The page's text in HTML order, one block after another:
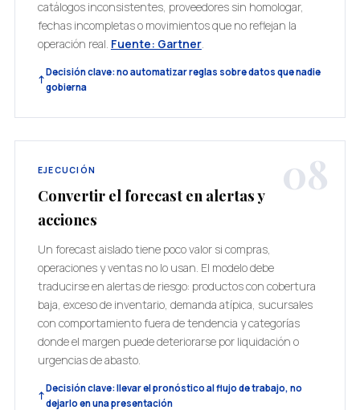
catálogos inconsistentes, proveedores sin homologar,
fechas incompletas o movimientos que no reflejan la
operación real. Fuente: Gartner.
Decisión clave: no automatizar reglas sobre datos que nadie
gobierna
08
EJECUCIÓN
Convertir el forecast en alertas y
acciones
Un forecast aislado tiene poco valor si compras,
operaciones y ventas no lo usan. El modelo debe
traducirse en alertas de riesgo: productos con cobertura
baja, exceso de inventario, demanda atípica, sucursales
con comportamiento fuera de tendencia y categorías
donde el margen puede deteriorarse por liquidación o
urgencias de abasto.
Decisión clave: llevar el pronóstico al flujo de trabajo, no
dejarlo en una presentación